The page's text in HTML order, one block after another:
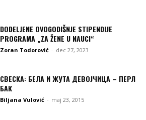
DODELJENE OVOGODIŠNJE STIPENDIJE
PROGRAMA „ZA ŽENE U NAUCI“
Zoran Todorović - dec 27, 2023
СВЕСКА: БЕЛА И ЖУТА ДЕВОЈЧИЦА – ПЕРЛ
БАК
Biljana Vulović - maj 23, 2015